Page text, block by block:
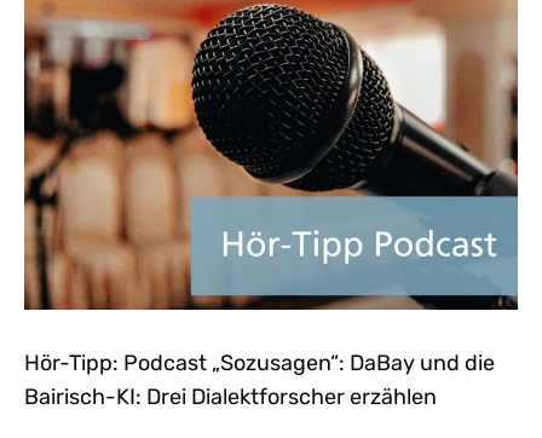
Hör-Tipp: Podcast „Sozusagen“: DaBay und die
Bairisch-KI: Drei Dialektforscher erzählen